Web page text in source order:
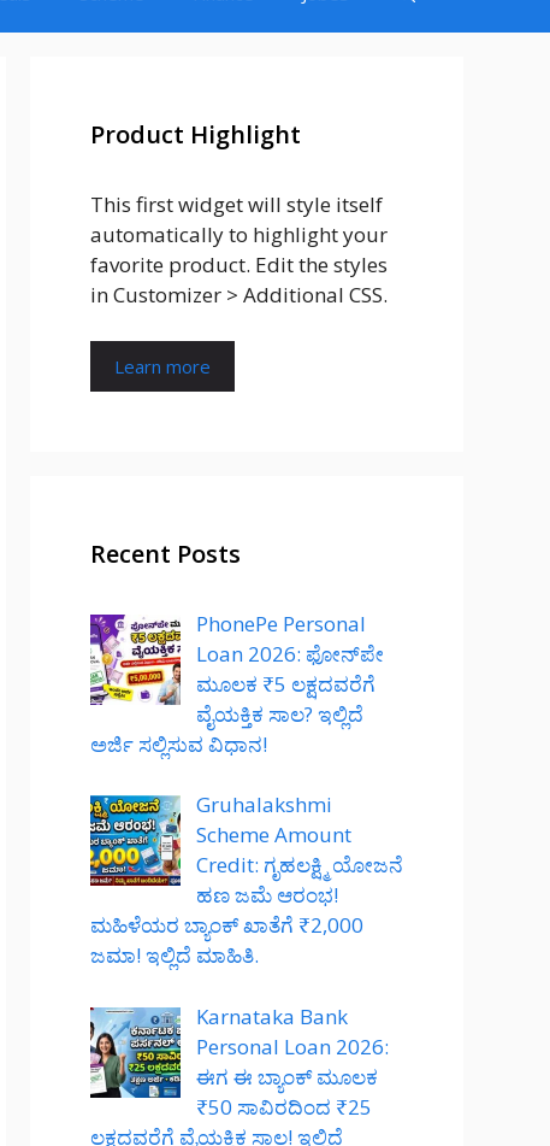
Product Highlight
This first widget will style itself
automatically to highlight your
favorite product. Edit the styles
in Customizer > Additional CSS.
Learn more
Recent Posts
PhonePe Personal
Loan 2026: ಫೋನ್‌ಪೇ
ಮೂಲಕ ₹5 ಲಕ್ಷದವರೆಗೆ
ವೈಯಕ್ತಿಕ ಸಾಲ? ಇಲ್ಲಿದೆ
ಅರ್ಜಿ ಸಲ್ಲಿಸುವ ವಿಧಾನ!
Gruhalakshmi
Scheme Amount
Credit: ಗೃಹಲಕ್ಷ್ಮಿ ಯೋಜನೆ
ಹಣ ಜಮೆ ಆರಂಭ!
ಮಹಿಳೆಯರ ಬ್ಯಾಂಕ್ ಖಾತೆಗೆ ₹2,000
ಜಮಾ! ಇಲ್ಲಿದೆ ಮಾಹಿತಿ.
Karnataka Bank
Personal Loan 2026:
ಈಗ ಈ ಬ್ಯಾಂಕ್ ಮೂಲಕ
₹50 ಸಾವಿರದಿಂದ ₹25
ಲಕ್ಷದವರೆಗೆ ವೈಯಕ್ತಿಕ ಸಾಲ! ಇಲ್ಲಿದೆ